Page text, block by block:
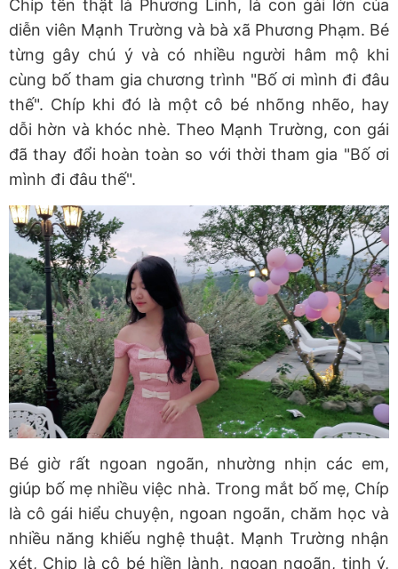
Chíp tên thật là Phương Linh, là con gái lớn của
diễn viên Mạnh Trường và bà xã Phương Phạm. Bé
từng gây chú ý và có nhiều người hâm mộ khi
cùng bố tham gia chương trình "Bố ơi mình đi đâu
thế". Chíp khi đó là một cô bé nhõng nhẽo, hay
dỗi hờn và khóc nhè. Theo Mạnh Trường, con gái
đã thay đổi hoàn toàn so với thời tham gia "Bố ơi
mình đi đâu thế".
Bé giờ rất ngoan ngoãn, nhường nhịn các em,
giúp bố mẹ nhiều việc nhà. Trong mắt bố mẹ, Chíp
là cô gái hiểu chuyện, ngoan ngoãn, chăm học và
nhiều năng khiếu nghệ thuật. Mạnh Trường nhận
xét, Chip là cô bé hiền lành, ngoan ngoãn, tinh ý,